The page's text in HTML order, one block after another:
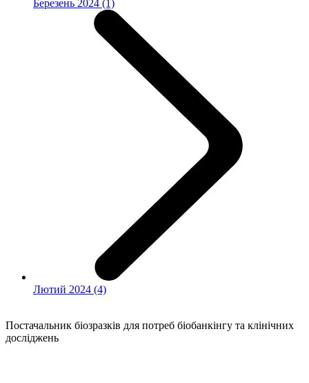
Березень 2024 (1)
Лютий 2024 (4)
Постачальник біозразків для потреб біобанкінгу та клінічних
досліджень